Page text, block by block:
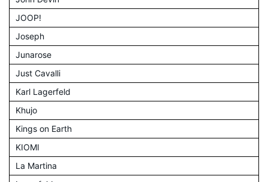
JOOP!
Joseph
Junarose
Just Cavalli
Karl Lagerfeld
Khujo
Kings on Earth
KIOMI
La Martina